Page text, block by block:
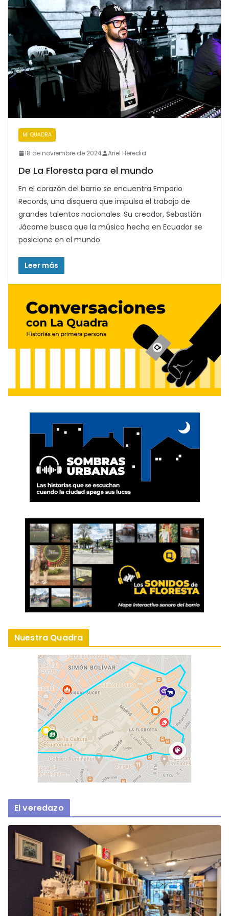
MI QUADRA
18 de noviembre de 2024 Ariel Heredia
De La Floresta para el mundo
En el corazón del barrio se encuentra Emporio
Records, una disquera que impulsa el trabajo de
grandes talentos nacionales. Su creador, Sebastián
Jácome busca que la música hecha en Ecuador se
posicione en el mundo.
Leer más
Nuestra Quadra
El veredazo